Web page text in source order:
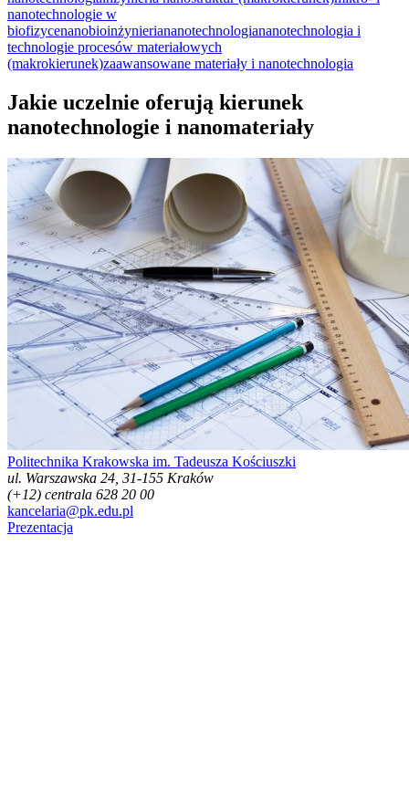
nanotechnologie w
biofizycenanobioinżynieriananotechnologiananotechnologia i
technologie procesów materiałowych
(makrokierunek)zaawansowane materiały i nanotechnologia
Jakie uczelnie oferują kierunek
nanotechnologie i nanomateriały
Politechnika Krakowska im. Tadeusza Kościuszki
ul. Warszawska 24, 31-155 Kraków
(+12) centrala 628 20 00
kancelaria@pk.edu.pl
Prezentacja